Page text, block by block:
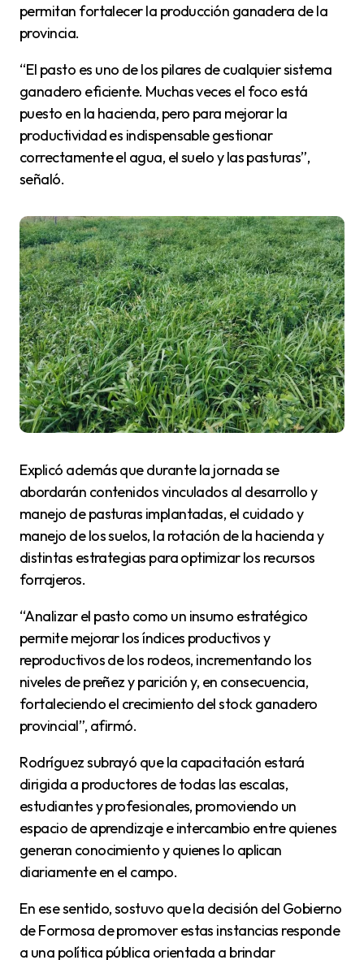
permitan fortalecer la producción ganadera de la
provincia.
“El pasto es uno de los pilares de cualquier sistema
ganadero eficiente. Muchas veces el foco está
puesto en la hacienda, pero para mejorar la
productividad es indispensable gestionar
correctamente el agua, el suelo y las pasturas”,
señaló.
Explicó además que durante la jornada se
abordarán contenidos vinculados al desarrollo y
manejo de pasturas implantadas, el cuidado y
manejo de los suelos, la rotación de la hacienda y
distintas estrategias para optimizar los recursos
forrajeros.
“Analizar el pasto como un insumo estratégico
permite mejorar los índices productivos y
reproductivos de los rodeos, incrementando los
niveles de preñez y parición y, en consecuencia,
fortaleciendo el crecimiento del stock ganadero
provincial”, afirmó.
Rodríguez subrayó que la capacitación estará
dirigida a productores de todas las escalas,
estudiantes y profesionales, promoviendo un
espacio de aprendizaje e intercambio entre quienes
generan conocimiento y quienes lo aplican
diariamente en el campo.
En ese sentido, sostuvo que la decisión del Gobierno
de Formosa de promover estas instancias responde
a una política pública orientada a brindar